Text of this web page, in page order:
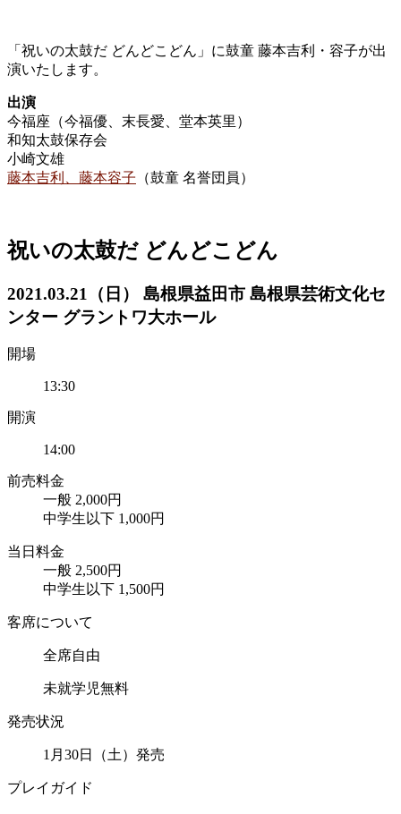
「祝いの太鼓だ どんどこどん」に鼓童 藤本吉利・容子が出
演いたします。
出演
今福座（今福優、末長愛、堂本英里）
和知太鼓保存会
小崎文雄
藤本吉利、 藤本容子 （鼓童 名誉団員）
祝いの太鼓だ どんどこどん
2021.03.21（日） 島根県益田市 島根県芸術文化セ
ンター グラントワ大ホール
開場
13:30
開演
14:00
前売料金
一般 2,000円
中学生以下 1,000円
当日料金
一般 2,500円
中学生以下 1,500円
客席について
全席自由
未就学児無料
発売状況
1月30日（土）発売
プレイガイド